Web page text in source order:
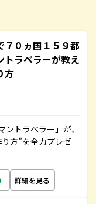
０ヵ国１５９都
トラベラーが教え
方
トラベラー」が、
方”を全力プレゼ
詳細を見る